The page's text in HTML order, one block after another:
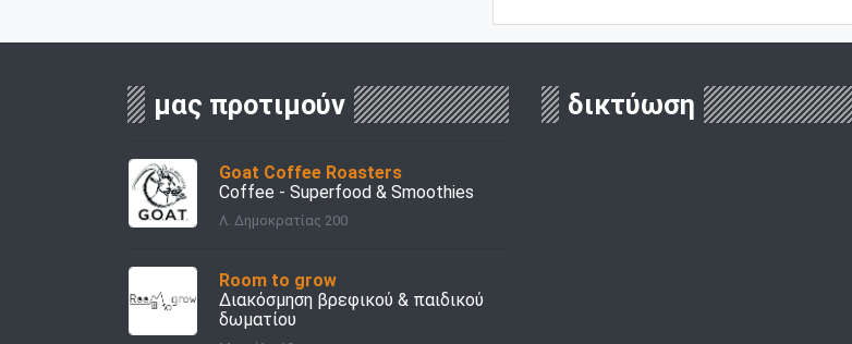
μας προτιμούν
Goat Coffee Roasters
Coffee - Superfood & Smoothies
Λ. Δημοκρατίας 200
Room to grow
Διακόσμηση βρεφικού & παιδικού
δωματίου
δικτύωση